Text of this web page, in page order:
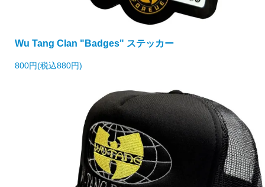
Wu Tang Clan "Badges" ステッカー
800円(税込880円)